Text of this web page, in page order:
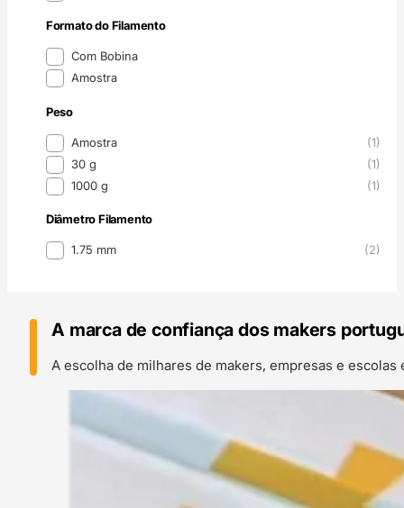
Formato do Filamento
Formato do Filamento
Com Bobina
Amostra
Peso
Peso Amostra
(1)
30 g
(1)
1000 g
(1)
Diâmetro Filamento
Diâmetro Filamento
1.75 mm (2)
A marca de confiança dos makers
A escolha de milhares de makers, empresas e escolas